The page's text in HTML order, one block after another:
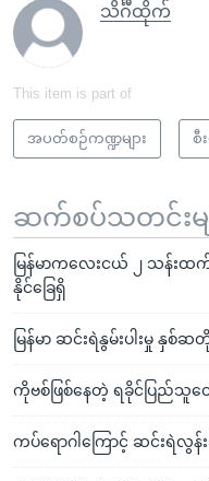
သိင်္ဂီထိုက်
This item is part of
အပတ်စဉ်ကဏ္ဍများ စီ
ဆက်စပ်သတင်းမျ
မြန်မာကလေးငယ် ၂ သန်း
နိုင်ခြေရှိ
မြန်မာ ဆင်းရဲနွမ်းပါးမှု နှစ်
ကိုဗစ်ဖြစ်နေတဲ့ ရခိုင်ပြည်သူတွ
ကပ်ရောဂါကြောင့် ဆင်းရဲလွ